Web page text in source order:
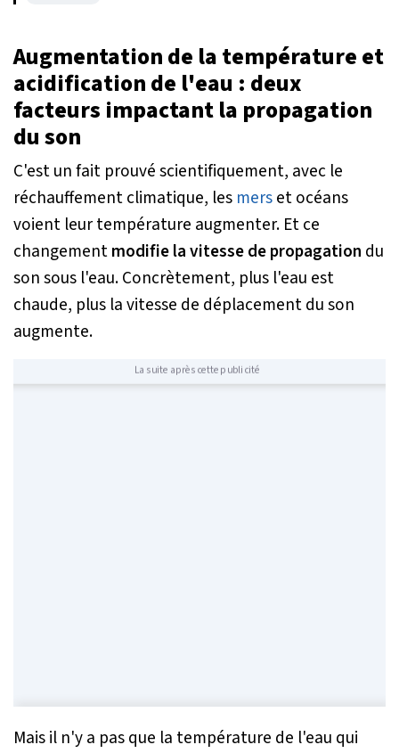
Augmentation de la température et
acidification de l'eau : deux
facteurs impactant la propagation
du son
C'est un fait prouvé scientifiquement, avec le
réchauffement climatique, les merset océans
voient leur température augmenter. Et ce
changementmodifie la vitesse de propagation du
son sous l'eau. Concrètement, plus l'eau est
chaude, plus la vitesse de déplacement du son
augmente.
La suite après cette publicité
Mais il n'y a pas que la température de l'eau qui